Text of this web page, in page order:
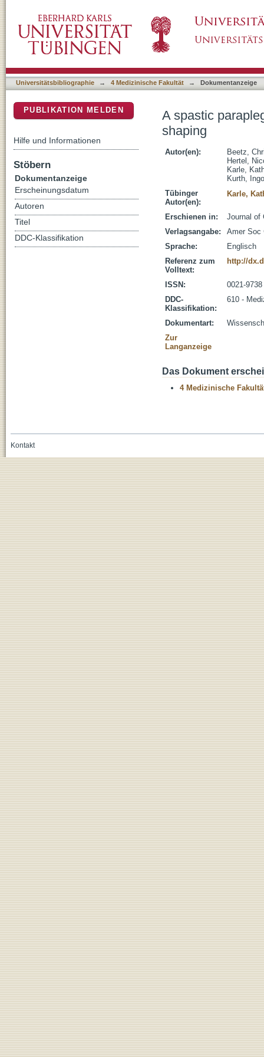
Universitätsbibliographie → 4 Medizinische Fakultät → Dokumentanzeige
A spastic
shaping
Autor(en):
Beetz,
Hertel,
Karle,
Kurth, Ingo
Tübinger
Autor(en):
Karle,
Erschienen in:
Journal of
Verlagsangabe:
Amer Soc
Sprache:
Englisch
Referenz zum
Volltext:
http://
ISSN:
0021-9738
DDC-
Klassifikation:
610 -
Dokumentart:
Zur
Langanzeige
Das Dokument
4 Medizinische
PUBLIKATION MELDEN
Hilfe und Informationen
Stöbern
Dokumentanzeige
Erscheinungsdatum
Autoren
Titel
DDC-Klassifikation
Kontakt